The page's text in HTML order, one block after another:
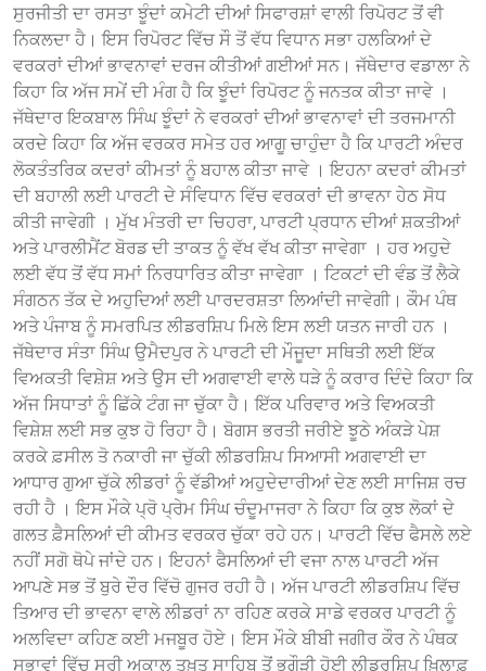
ਸੁਰਜੀਤੀ ਦਾ ਰਸਤਾ ਝੂੰਦਾਂ ਕਮੇਟੀ ਦੀਆਂ ਸਿਫਾਰਸ਼ਾਂ ਵਾਲੀ ਰਿਪੋਰਟ ਤੋਂ ਵੀ
ਨਿਕਲਦਾ ਹੈ। ਇਸ ਰਿਪੋਰਟ ਵਿੱਚ ਸੌ ਤੋਂ ਵੱਧ ਵਿਧਾਨ ਸਭਾ ਹਲਕਿਆਂ ਦੇ
ਵਰਕਰਾਂ ਦੀਆਂ ਭਾਵਨਾਵਾਂ ਦਰਜ ਕੀਤੀਆਂ ਗਈਆਂ ਸਨ। ਜੱਥੇਦਾਰ ਵਡਾਲਾ ਨੇ
ਕਿਹਾ ਕਿ ਅੱਜ ਸਮੇਂ ਦੀ ਮੰਗ ਹੈ ਕਿ ਝੂੰਦਾਂ ਰਿਪੋਰਟ ਨੂੰ ਜਨਤਕ ਕੀਤਾ ਜਾਵੇ ।
ਜੱਥੇਦਾਰ ਇਕਬਾਲ ਸਿੰਘ ਝੂੰਦਾਂ ਨੇ ਵਰਕਰਾਂ ਦੀਆਂ ਭਾਵਨਾਵਾਂ ਦੀ ਤਰਜਮਾਨੀ
ਕਰਦੇ ਕਿਹਾ ਕਿ ਅੱਜ ਵਰਕਰ ਸਮੇਤ ਹਰ ਆਗੂ ਚਾਹੁੰਦਾ ਹੈ ਕਿ ਪਾਰਟੀ ਅੰਦਰ
ਲੋਕਤੰਤਰਿਕ ਕਦਰਾਂ ਕੀਮਤਾਂ ਨੂੰ ਬਹਾਲ ਕੀਤਾ ਜਾਵੇ । ਇਹਨਾ ਕਦਰਾਂ ਕੀਮਤਾਂ
ਦੀ ਬਹਾਲੀ ਲਈ ਪਾਰਟੀ ਦੇ ਸੰਵਿਧਾਨ ਵਿੱਚ ਵਰਕਰਾਂ ਦੀ ਭਾਵਨਾ ਹੇਠ ਸੋਧ
ਕੀਤੀ ਜਾਵੇਗੀ । ਮੁੱਖ ਮੰਤਰੀ ਦਾ ਚਿਹਰਾ, ਪਾਰਟੀ ਪ੍ਰਧਾਨ ਦੀਆਂ ਸ਼ਕਤੀਆਂ
ਅਤੇ ਪਾਰਲੀਮੈਂਟ ਬੋਰਡ ਦੀ ਤਾਕਤ ਨੂੰ ਵੱਖ ਵੱਖ ਕੀਤਾ ਜਾਵੇਗਾ । ਹਰ ਅਹੁਦੇ
ਲਈ ਵੱਧ ਤੋਂ ਵੱਧ ਸਮਾਂ ਨਿਰਧਾਰਿਤ ਕੀਤਾ ਜਾਵੇਗਾ । ਟਿਕਟਾਂ ਦੀ ਵੰਡ ਤੋਂ ਲੈਕੇ
ਸੰਗਠਨ ਤੱਕ ਦੇ ਅਹੁਦਿਆਂ ਲਈ ਪਾਰਦਰਸ਼ਤਾ ਲਿਆਂਦੀ ਜਾਵੇਗੀ। ਕੌਮ ਪੰਥ
ਅਤੇ ਪੰਜਾਬ ਨੂੰ ਸਮਰਪਿਤ ਲੀਡਰਸ਼ਿਪ ਮਿਲੇ ਇਸ ਲਈ ਯਤਨ ਜਾਰੀ ਹਨ ।
ਜੱਥੇਦਾਰ ਸੰਤਾ ਸਿੰਘ ਉਮੈਦਪੁਰ ਨੇ ਪਾਰਟੀ ਦੀ ਮੌਜੂਦਾ ਸਥਿਤੀ ਲਈ ਇੱਕ
ਵਿਅਕਤੀ ਵਿਸ਼ੇਸ਼ ਅਤੇ ਉਸ ਦੀ ਅਗਵਾਈ ਵਾਲੇ ਧੜੇ ਨੂੰ ਕਰਾਰ ਦਿੰਦੇ ਕਿਹਾ ਕਿ
ਅੱਜ ਸਿਧਾਤਾਂ ਨੂੰ ਛਿੱਕੇ ਟੰਗ ਜਾ ਚੁੱਕਾ ਹੈ। ਇੱਕ ਪਰਿਵਾਰ ਅਤੇ ਵਿਅਕਤੀ
ਵਿਸ਼ੇਸ਼ ਲਈ ਸਭ ਕੁਝ ਹੋ ਰਿਹਾ ਹੈ। ਬੋਗਸ ਭਰਤੀ ਜਰੀਏ ਝੂਠੇ ਅੰਕੜੇ ਪੇਸ਼
ਕਰਕੇ ਫ਼ਸੀਲ ਤੋ ਨਕਾਰੀ ਜਾ ਚੁੱਕੀ ਲੀਡਰਸ਼ਿਪ ਸਿਆਸੀ ਅਗਵਾਈ ਦਾ
ਆਧਾਰ ਗੁਆ ਚੁੱਕੇ ਲੀਡਰਾਂ ਨੂੰ ਵੱਡੀਆਂ ਅਹੁਦੇਦਾਰੀਆਂ ਦੇਣ ਲਈ ਸਾਜਿਸ਼ ਰਚ
ਰਹੀ ਹੈ । ਇਸ ਮੌਕੇ ਪ੍ਰੋ ਪ੍ਰੇਮ ਸਿੰਘ ਚੰਦੂਮਾਜਰਾ ਨੇ ਕਿਹਾ ਕਿ ਕੁਝ ਲੋਕਾਂ ਦੇ
ਗਲਤ ਫ਼ੈਸਲਿਆਂ ਦੀ ਕੀਮਤ ਵਰਕਰ ਚੁੱਕਾ ਰਹੇ ਹਨ। ਪਾਰਟੀ ਵਿੱਚ ਫੈਸਲੇ ਲਏ
ਨਹੀਂ ਸਗੋ ਥੋਪੇ ਜਾਂਦੇ ਹਨ। ਇਹਨਾਂ ਫੈਸਲਿਆਂ ਦੀ ਵਜਾ ਨਾਲ ਪਾਰਟੀ ਅੱਜ
ਆਪਣੇ ਸਭ ਤੋਂ ਬੁਰੇ ਦੌਰ ਵਿੱਚੋ ਗੁਜਰ ਰਹੀ ਹੈ। ਅੱਜ ਪਾਰਟੀ ਲੀਡਰਸ਼ਿਪ ਵਿੱਚ
ਤਿਆਰ ਦੀ ਭਾਵਨਾ ਵਾਲੇ ਲੀਡਰਾਂ ਨਾ ਰਹਿਣ ਕਰਕੇ ਸਾਡੇ ਵਰਕਰ ਪਾਰਟੀ ਨੂੰ
ਅਲਵਿਦਾ ਕਹਿਣ ਕਈ ਮਜਬੂਰ ਹੋਏ। ਇਸ ਮੌਕੇ ਬੀਬੀ ਜਗੀਰ ਕੌਰ ਨੇ ਪੰਥਕ
ਸਭਾਵਾਂ ਵਿੱਚ ਸ੍ਰੀ ਅਕਾਲ ਤਖ਼ਤ ਸਾਹਿਬ ਤੋਂ ਭਗੌੜੀ ਹੋਈ ਲੀਡਰਸ਼ਿਪ ਖ਼ਿਲਾਫ਼